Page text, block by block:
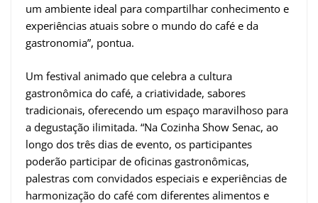
um ambiente ideal para compartilhar conhecimento e
experiências atuais sobre o mundo do café e da
gastronomia”, pontua.
Um festival animado que celebra a cultura
gastronômica do café, a criatividade, sabores
tradicionais, oferecendo um espaço maravilhoso para
a degustação ilimitada. “Na Cozinha Show Senac, ao
longo dos três dias de evento, os participantes
poderão participar de oficinas gastronômicas,
palestras com convidados especiais e experiências de
harmonização do café com diferentes alimentos e